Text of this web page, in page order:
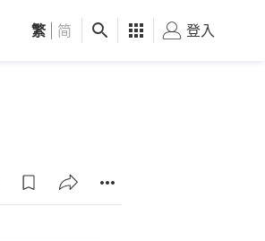
觀點 健康 好食玩飛
繁 简 登入